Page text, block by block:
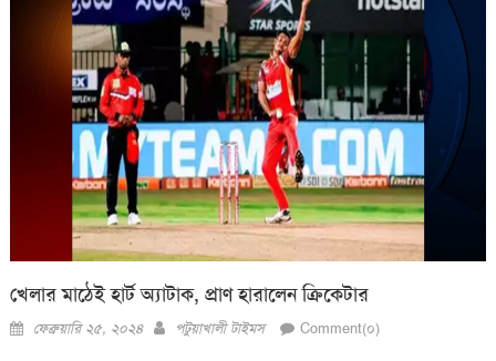
খেলার মাঠেই হার্ট অ্যাটাক, প্রাণ হারালেন ক্রিকেটার
Posted
ফেব্রুয়ারি ২৫, ২০২৪ Author
পটুয়াখালী টাইমস Comment(০)